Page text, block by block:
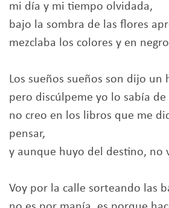
mi día y mi tiempo olvidada,
bajo la sombra de las flores
mezclaba los colores y en
Los sueños sueños son dijo
pero discúlpeme yo lo sabía de
no creo en los libros que me
pensar,
y aunque huyo del destino, no
Voy por la calle sorteando las